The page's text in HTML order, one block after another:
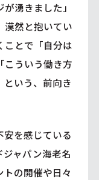
湧きました」
漠然と抱いてい
ことで「自分は
こういう働き方
という、前向き
安を感じている
ャパン海老名
の開催や日々